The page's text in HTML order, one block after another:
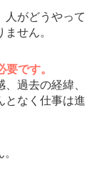
人がどうやって
せん。
です。
過去の経緯、
となく仕事は進